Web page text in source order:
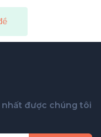
được chúng tôi